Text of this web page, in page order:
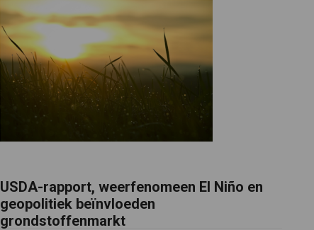
USDA-rapport, weerfenomeen El Niño en
geopolitiek beïnvloeden
grondstoffenmarkt